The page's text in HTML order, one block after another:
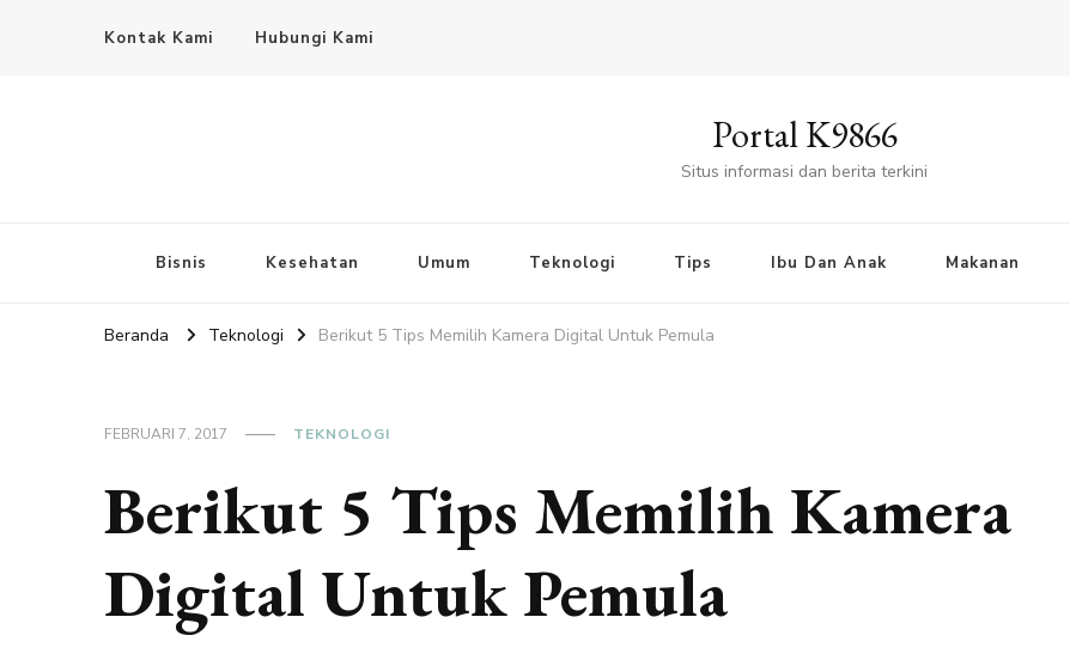
Kontak Kami Hubungi Kami
Portal K9866
Situs informasi dan berita terkini
Bisnis Kesehatan Umum Teknologi Tips Ibu Dan Anak Makanan
Beranda Teknologi Berikut 5 Tips Memilih Kamera Digital Untuk Pemula
FEBRUARI 7, 2017 TEKNOLOGI
Berikut 5 Tips Memilih Kamera
Digital Untuk Pemula